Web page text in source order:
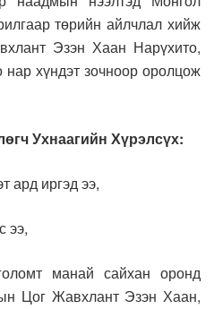
төрийн айлчлал хийж
Эзэн Хаан Нарүхито,
хүндэт зочноор оролцож
Ухнаагийн Хүрэлсүх:
ард иргэд ээ,
ээ,
манай сайхан оронд
Цог Жавхлант Эзэн Хаан,